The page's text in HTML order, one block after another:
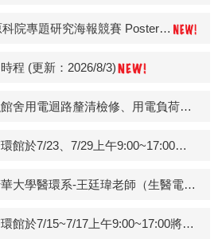
【活動】2026原科院專題研究海報競賽 Poster Competition
程 (更新：2026/8/3)
【環安衛】加強館舍用電迴路釐清檢修、用電負荷檢視及用電設備 管理等，以確保用電安全。
【施工公告】醫環館於7/23、7/29上午9:00~17:00將進行「R723、R510實驗室儀器設備(空壓機、實驗桌)安裝」工程
【誠徵】國立清華大學醫環系-王廷瑋老師（生醫電子實驗室） 徵博士後研究1名
【施工公告】醫環館於7/15~7/17上午9:00~17:00將進行「R622張建文老師實驗室整修(Epoxy鋪設、廢棄物清除)」工程。